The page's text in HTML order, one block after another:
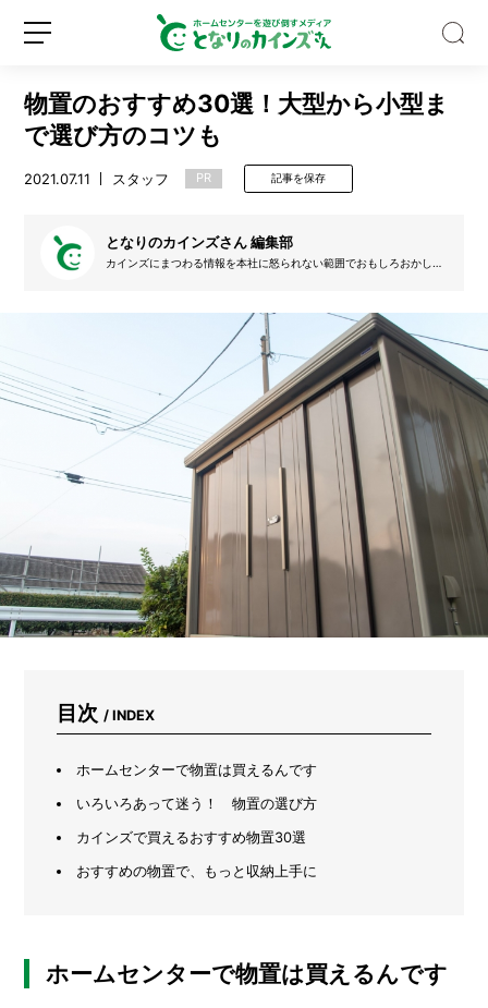
め
ん
を
作
ろ
う
ン
物置のおすすめ30選！大型から小型ま
で選び方のコツも
2021.07.11 スタッフ PR 記事を保存
となりのカインズさん 編集部
カインズにまつわる情報を本社に怒られない範囲でおもしろおかしく
目次 / INDEX
ホームセンターで物置は買えるんです
いろいろあって迷う！ 物置の選び方
カインズで買えるおすすめ物置30選
おすすめの物置で、もっと収納上手に
ホームセンターで物置は買えるんです